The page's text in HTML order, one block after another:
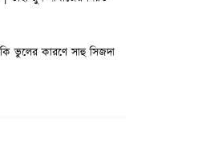
ভুলের কারণে সাহু সিজদা